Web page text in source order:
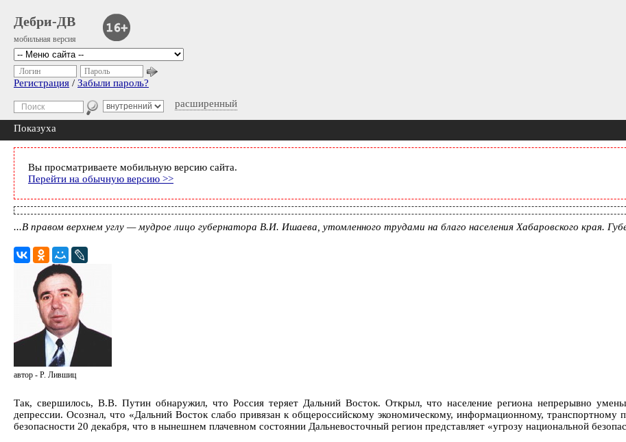
Дебри-ДВ
мобильная версия
расширенный
Логин Пароль
Регистрация / Забыли пароль?
Показуха
Вы просматриваете мобильную версию сайта.
Перейти на обычную версию >>
...В правом верхнем углу — мудрое лицо губернатора В.И. Ишаева, утомленного трудами на благо населения Хабаровского края.
автор - Р. Лившиц
Так, свершилось, В.В. Путин обнаружил, что Россия теряет Дальний Восток. Открыл, что население региона непрерывно
депрессии. Осознал, что «Дальний Восток слабо привязан к общероссийскому экономическому, информационному, транспортному
безопасности 20 декабря, что в нынешнем плачевном состоянии Дальневосточный регион представляет «угрозу национальной